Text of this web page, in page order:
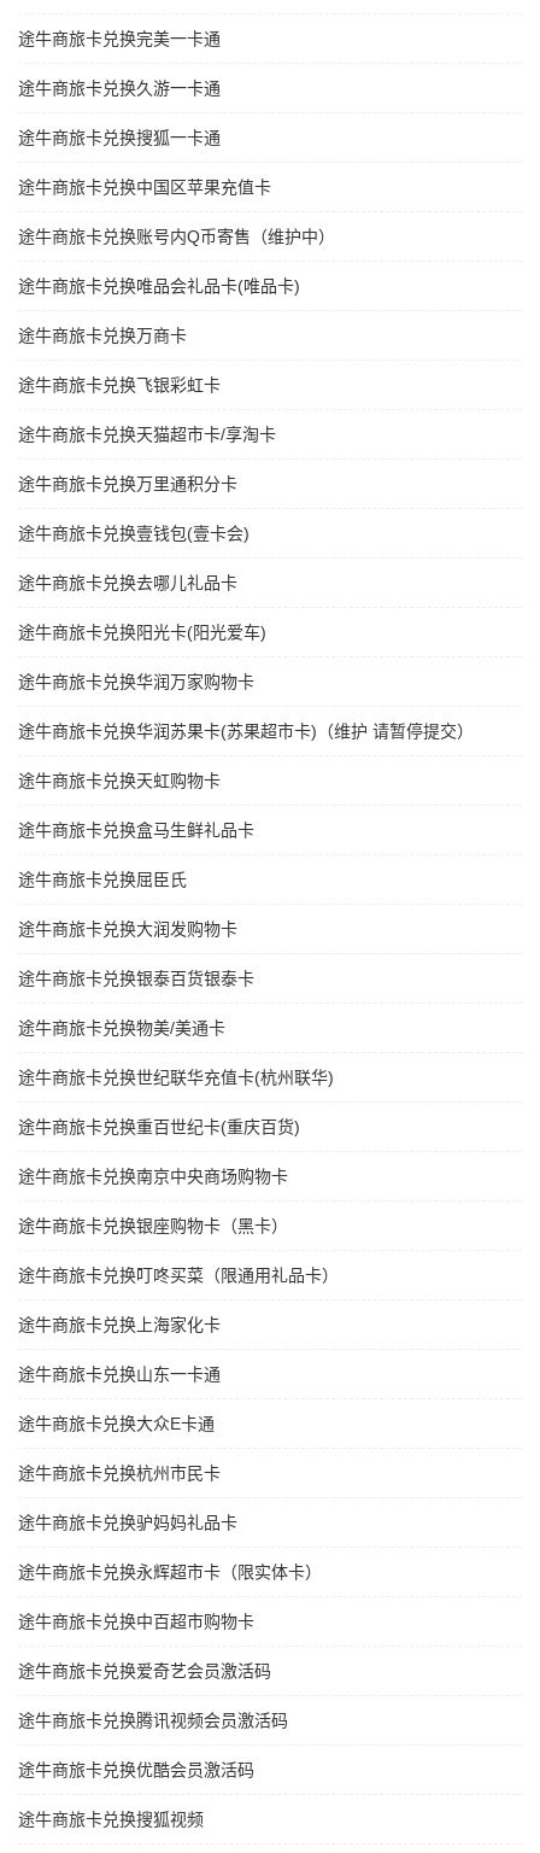
途牛商旅卡兑换完美一卡通
途牛商旅卡兑换久游一卡通
途牛商旅卡兑换搜狐一卡通
途牛商旅卡兑换中国区苹果充值卡
途牛商旅卡兑换账号内Q币寄售（维护中）
途牛商旅卡兑换唯品会礼品卡(唯品卡)
途牛商旅卡兑换万商卡
途牛商旅卡兑换飞银彩虹卡
途牛商旅卡兑换天猫超市卡/享淘卡
途牛商旅卡兑换万里通积分卡
途牛商旅卡兑换壹钱包(壹卡会)
途牛商旅卡兑换去哪儿礼品卡
途牛商旅卡兑换阳光卡(阳光爱车)
途牛商旅卡兑换华润万家购物卡
途牛商旅卡兑换华润苏果卡(苏果超市卡)（维护 请暂停提交）
途牛商旅卡兑换天虹购物卡
途牛商旅卡兑换盒马生鲜礼品卡
途牛商旅卡兑换屈臣氏
途牛商旅卡兑换大润发购物卡
途牛商旅卡兑换银泰百货银泰卡
途牛商旅卡兑换物美/美通卡
途牛商旅卡兑换世纪联华充值卡(杭州联华)
途牛商旅卡兑换重百世纪卡(重庆百货)
途牛商旅卡兑换南京中央商场购物卡
途牛商旅卡兑换银座购物卡（黑卡）
途牛商旅卡兑换叮咚买菜（限通用礼品卡）
途牛商旅卡兑换上海家化卡
途牛商旅卡兑换山东一卡通
途牛商旅卡兑换大众E卡通
途牛商旅卡兑换杭州市民卡
途牛商旅卡兑换驴妈妈礼品卡
途牛商旅卡兑换永辉超市卡（限实体卡）
途牛商旅卡兑换中百超市购物卡
途牛商旅卡兑换爱奇艺会员激活码
途牛商旅卡兑换腾讯视频会员激活码
途牛商旅卡兑换优酷会员激活码
途牛商旅卡兑换搜狐视频